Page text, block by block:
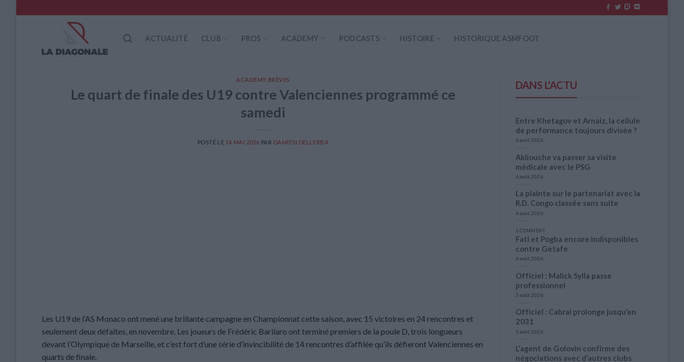
to
ACTUALITÉ CLUB PROS ACADEMY PODCASTS HISTOIRE HISTORIQUE ASMFOOT
ACADEMY, BRÈVES
Le quart de finale des U19 contre Valenciennes programmé ce
samedi
POSTÉ LE 14 MAI 2026 PAR DAMIEN DELLERBA
Les U19 de l’AS Monaco ont mené une brillante campagne en Championnat cette saison, avec 15 victoires en 24 rencontres et
seulement deux défaites, en novembre. Les joueurs de Frédéric Barilaro ont terminé premiers de la poule D, trois longueurs
devant l’Olympique de Marseille, et c’est fort d’une série d’invincibilité de 14 rencontres d’affilée qu’ils défieront Valenciennes en
quarts de finale.
DANS L'ACTU
Entre Khetagov et Arnaiz, la cellule
de performance toujours divisée ?
6 août 2026
Akliouche va passer sa visite
médicale avec le PSG
6 août 2026
La plainte sur le partenariat avec la
R.D. Congo classée sans suite
6 août 2026
1 COMMENT
Fati et Pogba encore indisponibles
contre Getafe
6 août 2026
Officiel : Malick Sylla passe
professionnel
5 août 2026
Officiel : Cabral prolonge jusqu’en
2031
5 août 2026
L’agent de Golovin confirme des
négociations avec d’autres clubs